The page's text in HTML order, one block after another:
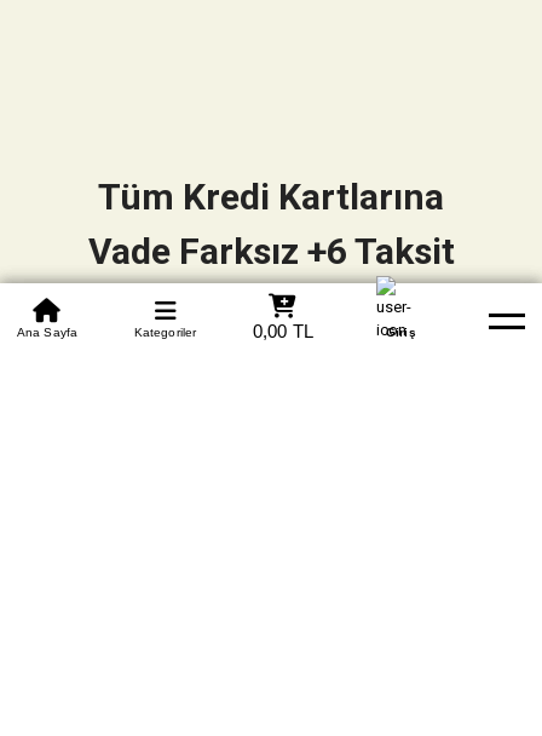
0850 305 09 70
Beden Tablosu Banka Hesapları Whatsapp Yardım
Ana Sayfa Kategoriler 0,00 TL Giriş
Tüm Kredi Kartlarına
Vade Farksız +6 Taksit